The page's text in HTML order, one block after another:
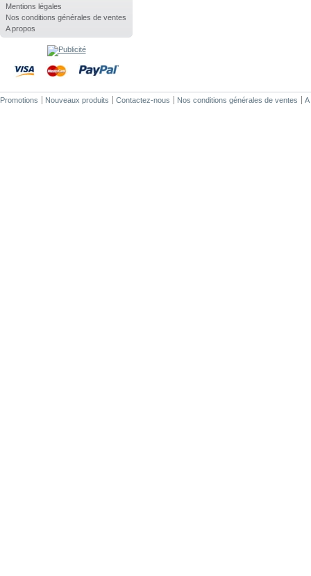
Mentions légales
Nos conditions générales de ventes
A propos
Promotions Nouveaux produits Contactez-nous Nos conditions générales de ventes A